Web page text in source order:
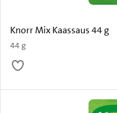
Knorr Mix Kaassaus 44 g
44 g